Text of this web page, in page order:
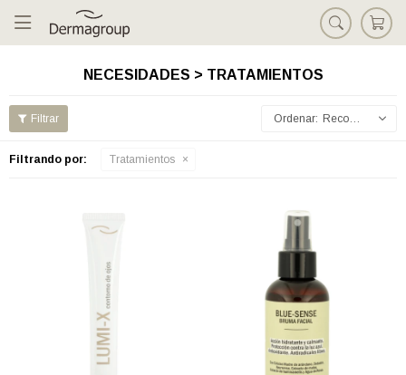

NECESIDADES > TRATAMIENTOS
Recomendados
Filtrando por: Tratamientos